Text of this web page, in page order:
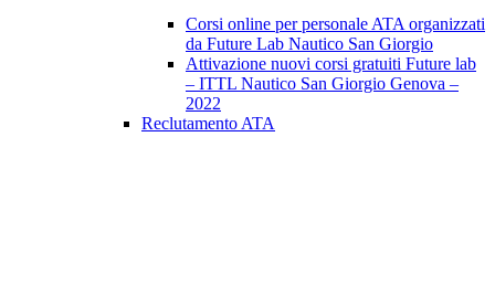
Corsi online per personale ATA organizzati
da Future Lab Nautico San Giorgio
Attivazione nuovi corsi gratuiti Future lab
– ITTL Nautico San Giorgio Genova –
2022
Reclutamento ATA